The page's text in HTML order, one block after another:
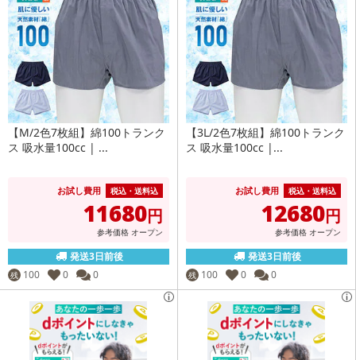
【M/2色7枚組】綿100トランク
ス 吸水量100cc | ...
お試し費用 税込・送料込
11680円
参考価格 オープン
発送3日前後
残 100 0 0
【3L/2色7枚組】綿100トランク
ス 吸水量100cc |...
お試し費用 税込・送料込
12680円
参考価格 オープン
発送3日前後
残 100 0 0